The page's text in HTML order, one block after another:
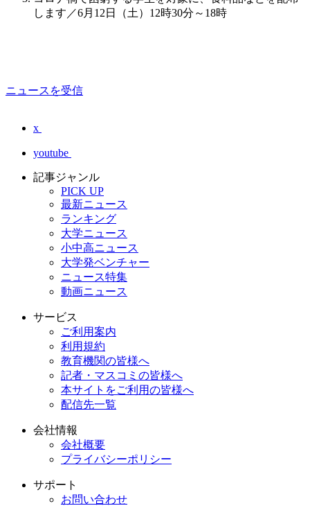
します／6月12日（土）12時30分～18時
ニュースを受信
x
youtube
記事ジャンル
PICK UP
最新ニュース
ランキング
大学ニュース
小中高ニュース
大学発ベンチャー
ニュース特集
動画ニュース
サービス
ご利用案内
利用規約
教育機関の皆様へ
記者・マスコミの皆様へ
本サイトをご利用の皆様へ
配信先一覧
会社情報
会社概要
プライバシーポリシー
サポート
お問い合わせ